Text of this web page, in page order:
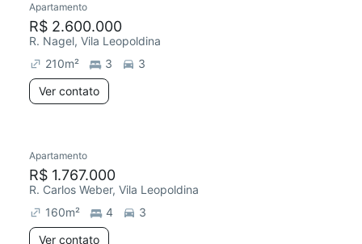
Apartamento
R$ 2.600.000
R. Nagel, Vila Leopoldina
210m² 3
3
Ver contato
Apartamento
R$ 1.767.000
R. Carlos Weber, Vila Leopoldina
160m² 4
3
Ver contato